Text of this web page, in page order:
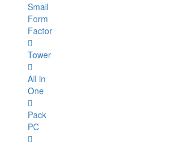
Small
Form
Factor
Tower
All in
One
Pack
PC